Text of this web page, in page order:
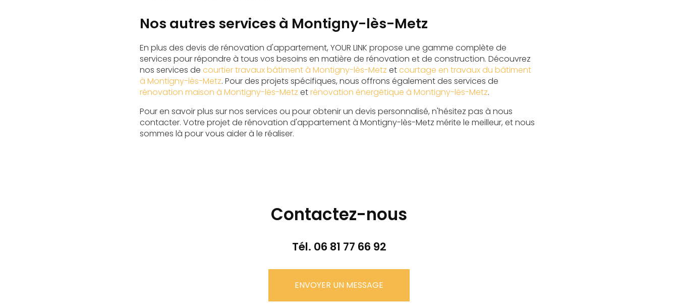
Nos autres services à Montigny-lès-Metz
En plus des devis de rénovation d'appartement, YOUR LINK propose une gamme complète de
services pour répondre à tous vos besoins en matière de rénovation et de construction. Découvrez
nos services de courtier travaux bâtiment à Montigny-lès-Metz etcourtage en travaux du bâtiment
à Montigny-lès-Metz. Pour des projets spécifiques, nous offrons également des services de
rénovation maison à Montigny-lès-Metz etrénovation énergétique à Montigny-lès-Metz.
Pour en savoir plus sur nos services ou pour obtenir un devis personnalisé, n'hésitez pas à nous
contacter. Votre projet de rénovation d'appartement à Montigny-lès-Metz mérite le meilleur, et nous
sommes là pour vous aider à le réaliser.
Contactez-nous
Tél. 06 81 77 66 92
ENVOYER UN MESSAGE